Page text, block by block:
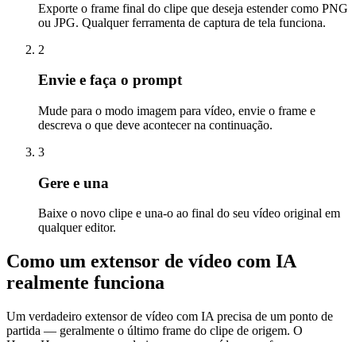
Exporte o frame final do clipe que deseja estender como PNG
ou JPG. Qualquer ferramenta de captura de tela funciona.
2
Envie e faça o prompt
Mude para o modo imagem para vídeo, envie o frame e
descreva o que deve acontecer na continuação.
3
Gere e una
Baixe o novo clipe e una-o ao final do seu vídeo original em
qualquer editor.
Como um extensor de vídeo com IA
realmente funciona
Um verdadeiro extensor de vídeo com IA precisa de um ponto de
partida — geralmente o último frame do clipe de origem. O